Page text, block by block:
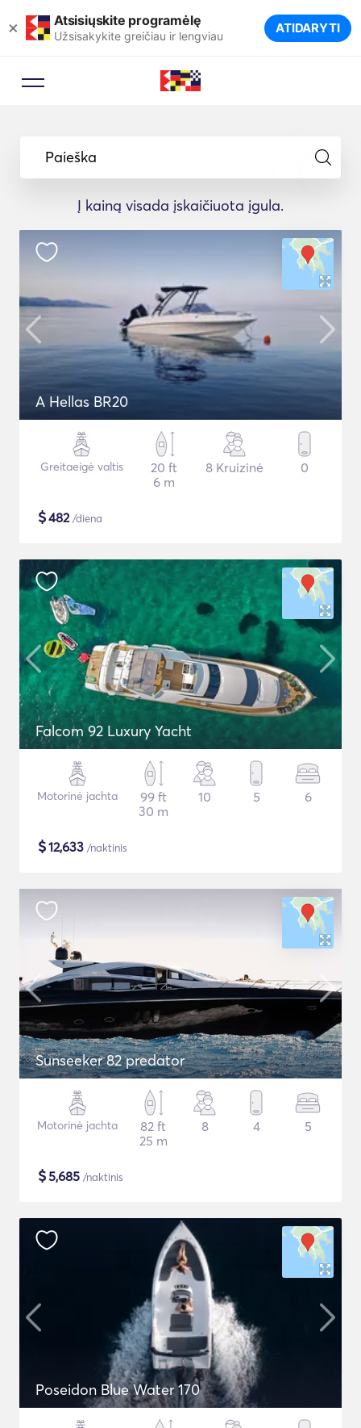
× Atsisiųskite programėlę
Užsisakykite greičiau ir lengviau ATIDARYTI
Paieška
Į kainą visada įskaičiuota įgula.
A Hellas BR20
Greitaeigė valtis
20 ft
6 m
8 Kruizinė 0
$482/diena
Falcom 92 Luxury Yacht
Motorinė jachta
99 ft
30 m
10 5 6
$12,633 /naktinis
Sunseeker 82 predator
Motorinė jachta
82 ft
25 m
8 4 5
$5,685 /naktinis
Poseidon Blue Water 170